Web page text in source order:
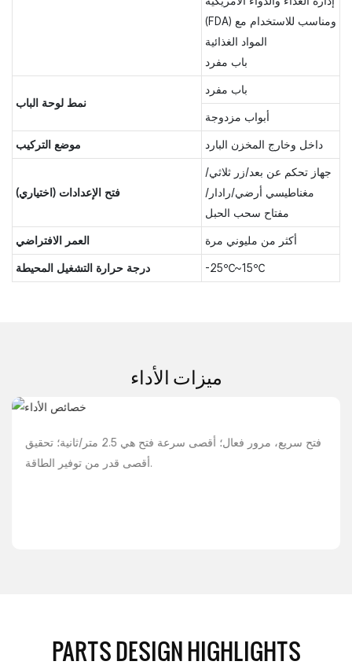
(FDA) ومناسب للاستخدام مع
المواد الغذائية
باب مفرد
نمط لوحة الباب
باب مفرد
أبواب مزدوجة
موضع التركيب داخل وخارج المخزن البارد
فتح الإعدادات (اختياري)
جهاز تحكم عن بعد/زر ثلاثي/
مغناطيسي أرضي/رادار/
مفتاح سحب الحبل
العمر الافتراضي أكثر من مليوني مرة
درجة حرارة التشغيل المحيطة -25℃~15℃
ميزات الأداء
فتح سريع، مرور فعال؛ أقصى سرعة فتح هي 2.5 متر/ثانية؛ تحقيق
أقصى قدر من توفير الطاقة.
PARTS DESIGN HIGHLIGHTS